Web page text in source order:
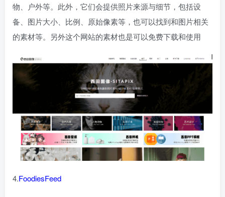
物、户外等。此外，它们会提供照片来源与细节，包括设
备、图片大小、比例、原始像素等，也可以找到和图片相关
的素材等。另外这个网站的素材也是可以免费下载和使用
4.FoodiesFeed